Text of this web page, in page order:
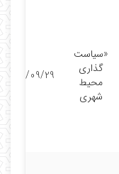
«سیاست
گذاری
محیط
شهری
1400/09/29